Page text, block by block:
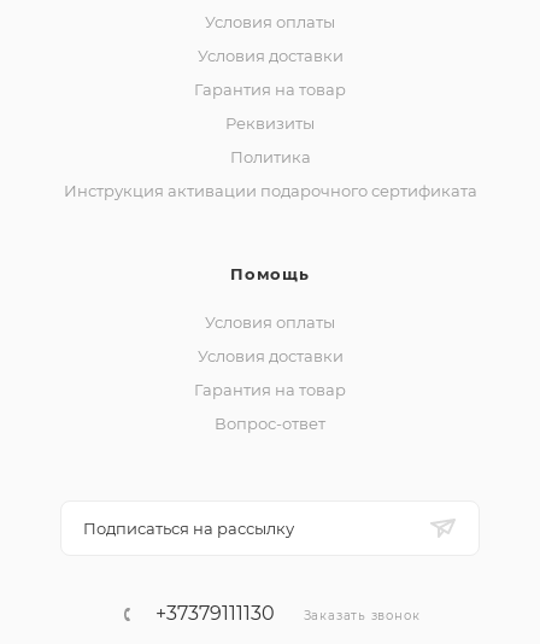
Условия оплаты
Условия доставки
Гарантия на товар
Реквизиты
Политика
Инструкция активации подарочного сертификата
Помощь
Условия оплаты
Условия доставки
Гарантия на товар
Вопрос-ответ
Подписаться на рассылку
+37379111130 Заказать звонок